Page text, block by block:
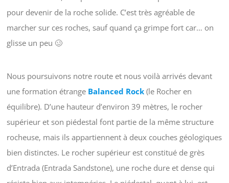
pour devenir de la roche solide. C’est très agréable de
marcher sur ces roches, sauf quand ça grimpe fort car… on
glisse un peu 🥴
Nous poursuivons notre route et nous voilà arrivés devant
une formation étrange Balanced Rock(le Rocher en
équilibre). D’une hauteur d’environ 39 mètres, le rocher
supérieur et son piédestal font partie de la même structure
rocheuse, mais ils appartiennent à deux couches géologiques
bien distinctes. Le rocher supérieur est constitué de grès
d’Entrada (Entrada Sandstone), une roche dure et dense qui